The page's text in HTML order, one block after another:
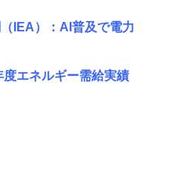
IEA）：AI普及で電力
度エネルギー需給実績